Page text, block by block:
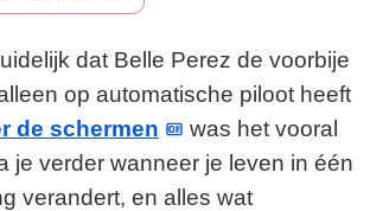
dat Belle Perez de voorbije
op automatische piloot heeft
de schermen
was het vooral
je verder wanneer je leven in één
verandert, en alles wat